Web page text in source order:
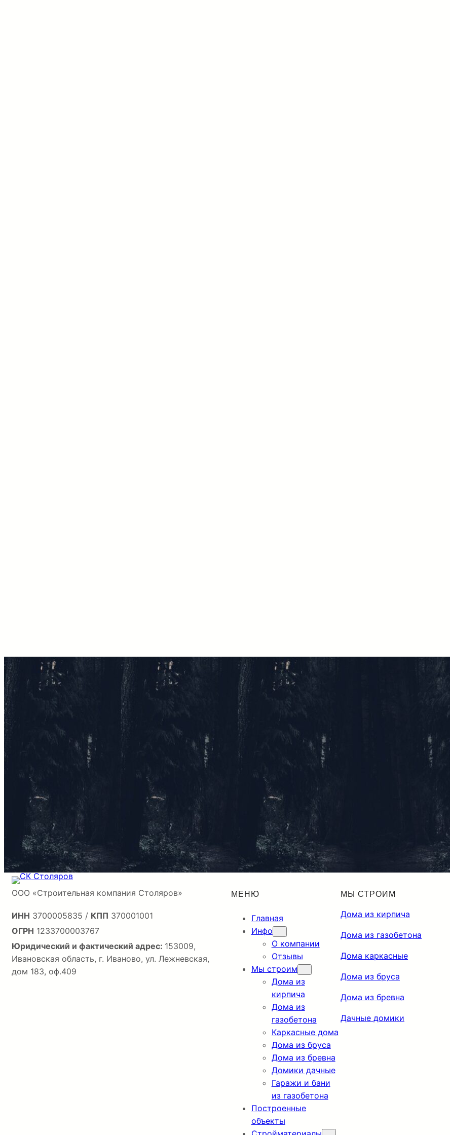
ООО «Строительная компания Столяров»
ИНН 3700005835 / КПП 370001001
ОГРН 1233700003767
Юридический и фактический адрес: 153009,
Ивановская область, г. Иваново, ул. Лежневская,
дом 183, оф.409
МЕНЮ
Главная
Инфо
О компании
Отзывы
Мы строим
Дома из
кирпича
Дома из
газобетона
Каркасные дома
Дома из бруса
Дома из бревна
Домики дачные
Гаражи и бани
из газобетона
Построенные
объекты
МЫ СТРОИМ
Дома из кирпича
Дома из газобетона
Дома каркасные
Дома из бруса
Дома из бревна
Дачные домики